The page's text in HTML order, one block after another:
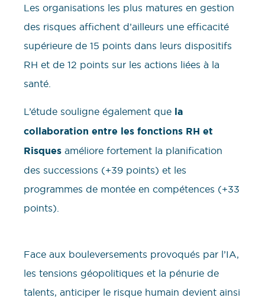
Les organisations les plus matures en gestion
des risques affichent d’ailleurs une efficacité
supérieure de 15 points dans leurs dispositifs
RH et de 12 points sur les actions liées à la
santé.
L’étude souligne également que la
collaboration entre les fonctions RH et
Risques améliore fortement la planification
des successions (+39 points) et les
programmes de montée en compétences (+33
points).
Face aux bouleversements provoqués par l’IA,
les tensions géopolitiques et la pénurie de
talents, anticiper le risque humain devient ainsi